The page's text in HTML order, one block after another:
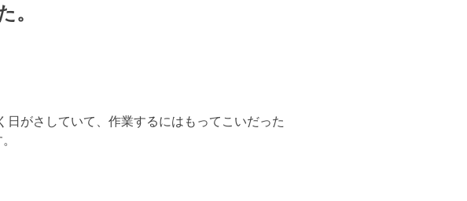
。
がさしていて、作業するにはもってこいだった